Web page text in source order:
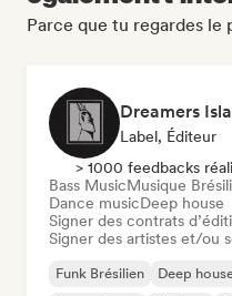
Parce que tu regardes le
Dreamers
Label, Éditeur
> 1000 feedbacks
Bass MusicMusique
Dance musicDeep house
Signer des contrats
Signer des artistes et/ou
Funk Brésilien Deep